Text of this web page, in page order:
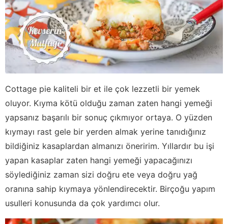
Cottage pie kaliteli bir et ile çok lezzetli bir yemek
oluyor. Kıyma kötü olduğu zaman zaten hangi yemeği
yapsanız başarılı bir sonuç çıkmıyor ortaya. O yüzden
kıymayı rast gele bir yerden almak yerine tanıdığınız
bildiğiniz kasaplardan almanızı öneririm. Yıllardır bu işi
yapan kasaplar zaten hangi yemeği yapacağınızı
söylediğiniz zaman sizi doğru ete veya doğru yağ
oranına sahip kıymaya yönlendirecektir. Birçoğu yapım
usulleri konusunda da çok yardımcı olur.